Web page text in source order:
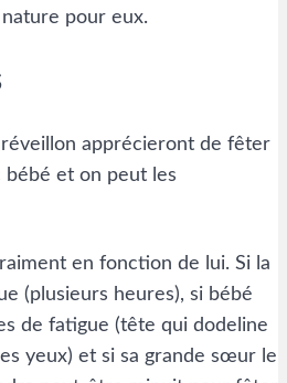
pour eux.
apprécieront de fêter
bébé et on peut les
en fonction de lui. Si la
(plusieurs heures), si bébé
de fatigue (tête qui dodeline
yeux) et si sa grande sœur le